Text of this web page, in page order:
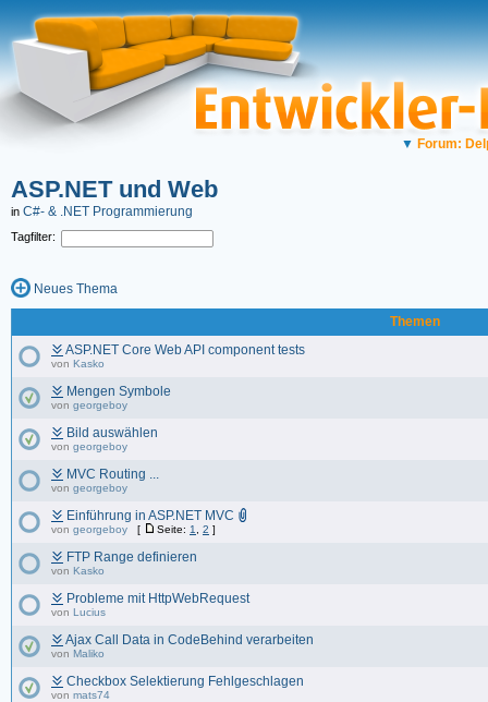
▼ Forum:
ASP.NET und Web
in C#- & .NET Programmierung
Tagfilter:
Neues Thema
Themen
ASP.NET Core Web API component tests
von Kasko
Mengen Symbole
von georgeboy
Bild auswählen
von georgeboy
MVC Routing ...
von georgeboy
Einführung in ASP.NET MVC
von georgeboy [ Seite: 1 2 ]
FTP Range definieren
von Kasko
Probleme mit HttpWebRequest
von Lucius
Ajax Call Data in CodeBehind verarbeiten
von Maliko
Checkbox Selektierung Fehlgeschlagen
von mats74